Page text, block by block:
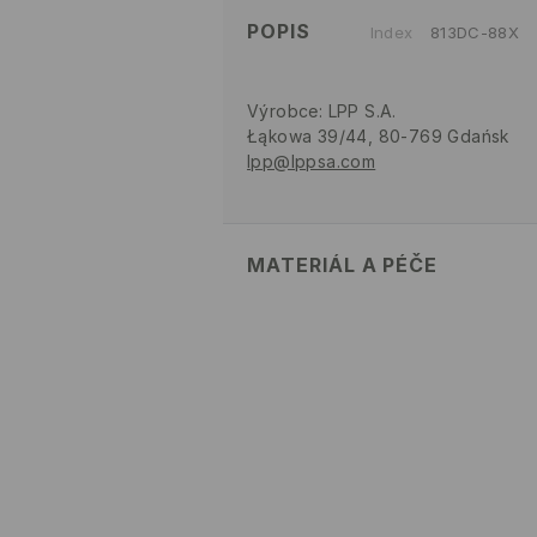
POPIS Index 813DC-88X
Výrobce: LPP S.A.
Łąkowa 39/44, 80-769 Gdańsk
lpp@lppsa.com
MATERIÁL A PÉČE